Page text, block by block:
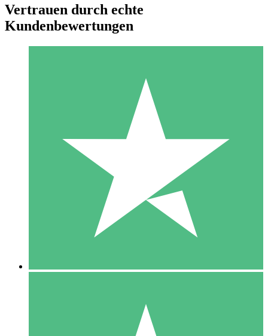
Individuelle Credit-Pakete
Zahlen Sie nach Bedarf mit Download-Credits. Keine
monatliche Verpflichtung erforderlich.
10 00
10 Downloads
20 00
Vertrauen durch echte
Kundenbewertungen